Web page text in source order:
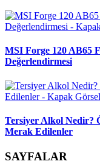
MSI Forge 120 AB65
Değerlendirmesi
Tersiyer Alkol Nedir?
Merak Edilenler
SAYFALAR